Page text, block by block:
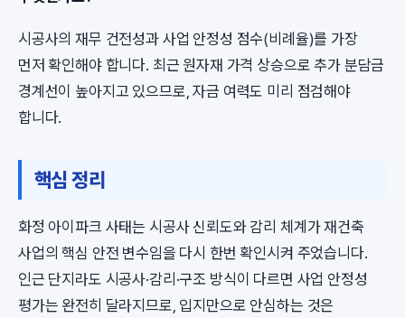
시공사의 재무 건전성과 사업 안정성 점수(비례율)를 가장
먼저 확인해야 합니다. 최근 원자재 가격 상승으로 추가 분담금
경계선이 높아지고 있으므로, 자금 여력도 미리 점검해야
합니다.
핵심 정리
화정 아이파크 사태는 시공사 신뢰도와 감리 체계가 재건축
사업의 핵심 안전 변수임을 다시 한번 확인시켜 주었습니다.
인근 단지라도 시공사·감리·구조 방식이 다르면 사업 안정성
평가는 완전히 달라지므로, 입지만으로 안심하는 것은